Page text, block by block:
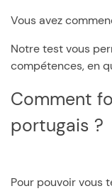
Vous avez
Notre test vous
compétences, en
Comment fonctionne ce test de
portugais ?
Pour pouvoir vous